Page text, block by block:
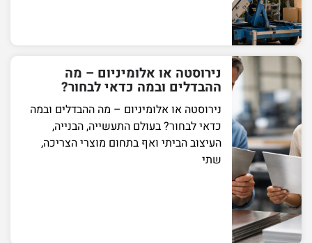
נירוסטה או אלומיניום – מה
ההבדלים ובמה כדאי לבחור?
נירוסטה או אלומיניום – מה ההבדלים ובמה
כדאי לבחור? בעולם התעשייה, הבנייה,
העיצוב הביתי ואף בתחום מוצרי הצריכה,
שתי